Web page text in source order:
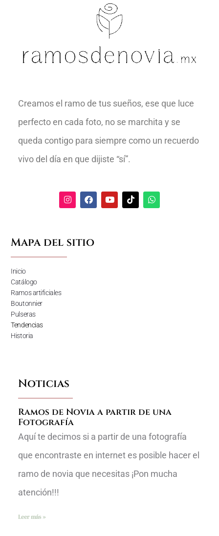
Creamos el ramo de tus sueños, ese que luce
perfecto en cada foto, no se marchita y se
queda contigo para siempre como un recuerdo
vivo del día en que dijiste “sí”.
Mapa del sitio
Inicio
Catálogo
Ramos artificiales
Boutonnier
Pulseras
Tendencias
Historia
Noticias
Ramos de Novia a partir de una
Fotografía
Aquí te decimos si a partir de una fotografía
que encontraste en internet es posible hacer el
ramo de novia que necesitas ¡Pon mucha
atención!!!
Leer más »